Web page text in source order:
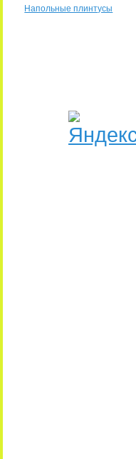
Напольные плинтусы